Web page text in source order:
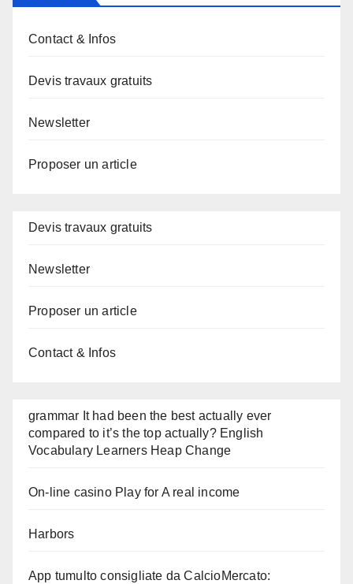
Contact & Infos
Devis travaux gratuits
Newsletter
Proposer un article
Devis travaux gratuits
Newsletter
Proposer un article
Contact & Infos
grammar It had been the best actually ever
compared to it’s the top actually? English
Vocabulary Learners Heap Change
On-line casino Play for A real income
Harbors
App tumulto consigliate da CalcioMercato: